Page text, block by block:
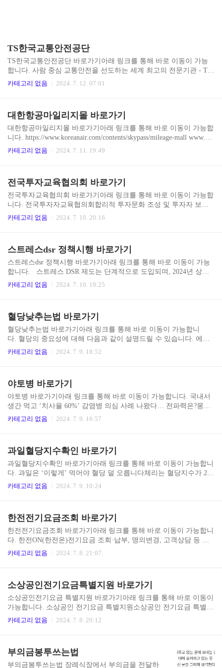
TS한국교통안전공단
TS한국교통안전공단 바로가기아래 링크를 통해 바로 이동이 가능
합니다. 사람 중심 교통안전을 선도하는 세계 최고의 전문기관 - TS
한국교통안전공단사람 중심 교통안전을 선도하는 세계 최고의 전문
는 방법도 존재합니다. 첫째, 사전 점검을 통해 기본적인 문제를 해
결하는 것입니다. 둘째, 인터넷 할인 쿠폰을 이용하면 검사비용을 절
약할 수 있습니다. 셋째, 자동차 보험사와 연계된 검사소를 이용하면
할인을 받을 수 있습니다. 이를 통해 불필요한 비용을 줄이고, 합리
적인 비용으로 검사를 받을 수 있습니다.
카테고리 없음 2024. 7. 12. 07:01
대한항공마일리지몰 바로가기
대한항공마일리지몰 바로가기아래 링크를 통해 바로 이동이 가능합
니다. https://www.koreanair.com/contents/skypass/mileage-mall www.kor
eanair.com 대한항공 안드로이드앱 대한항공 앱스토어 대한항공
니다.
카테고리 없음 2024. 7. 11. 19:49
전국투자교육협의회 바로가기
전국투자교육협의회 바로가기아래 링크를 통해 바로 이동이 가능합
니다. 전국투자자교육협의회합리적 투자문화 조성 및 투자자 보호
를 목적으로 한국금융투자협회 등 7개 기관이 공동으로 설립한 투자
카테고리 없음 2024. 7. 10. 20:16
스트레스dsr 정책시행 바로가기
스트레스dsr 정책시행 바로가기아래 링크를 통해 바로 이동이 가능
합니다. 스트레스 DSR 제도는 단계적으로 도입되며, 2024년 상반
기에는 스트레스 금리의 25%, 하반기에는 50%가 적용되고, 2025년
대: 2단계부터 은행권 신용대출(1억원 초과)과 제2금융권 주택담보
대출로 확대. 스트레스 DSR 제도는 대출자의 현재와 미래 상환 능력
을 모두 고려하는 접근 방식으로, 금융 시장의 안정성을 높이고 대출
자의 재정적 안정성을 평가하는 데 도움을 줄 것으로 기대됩니다.
카테고리 없음 2024. 7. 10. 19:25
혈당낮추는법 바로가기
혈당낮추는법 바로가기아래 링크를 통해 바로 이동이 가능합니
다. 혈당의 중요성에 대해 다음과 같이 설명드릴 수 있습니다. 에너
지원: 혈당(포도당)은 우리 몸의 주요 에너지원입니다. 뇌와 신경계
의 위험을 증가시킵니다. 인슐린 기능: 혈당 조절은 인슐린의 적절한
기능과 밀접한 관련이 있습니다. 체중 관리: 안정적인 혈당 수준은
체중 관리에 도움이 됩니다. 기분과 인지 기능: 혈당 수준은 기분 변
화와 인지 기능에 영향을 미칩니다. 면역 체계: 적절한 혈당 수준은
면역 체계 기능을 지원합니다. 합병증 예방: 혈당 관..
카테고리 없음 2024. 7. 9. 18:52
야토병 바로가기
야토병 바로가기아래 링크를 통해 바로 이동이 가능합니다. 국내서
생간 먹고 ‘치사율 60%’ 감염병 의심 사례 나왔다… 전파력은?몽골
서 설치류 생간 먹은 남녀, 흑사병으로 사망m.health.chosun.com 높
모기 물림, 오염된 먼지 흡입 등 다양한 경로로 감염될 수 있어 예방
이 쉽지 않습니다. 심각한 증상: 적절한 치료를 받지 않으면 고열, 폐
렴, 림프절 종대, 패혈증 등 심각한 증상으로 진행될 수 있습니다. 진
단의 어려움: 초기 증상이 다른 감염성 질환과 유사해 정확한 진단이
지연될 수 있습니다..
카테고리 없음 2024. 7. 9. 16:57
과일혈당지수확인 바로가기
과일혈당지수확인 바로가기아래 링크를 통해 바로 이동이 가능합니
다. 과일은 ‘이렇게’ 먹어야 혈당 덜 오릅니다체리는 혈당지수가 22
로 낮아 당뇨병 환자가 먹기 좋은 과일이다./사진=클립아트코리아
준한 혈당 모니터링을 병행하는 것이 효과적인 당뇨 관리의 핵심입
니다. 건강한 생활 습관과 함께 적절한 과일 섭취로 당뇨를 관리하고
삶의 질을 높이세요.
카테고리 없음 2024. 7. 9. 10:24
한전전기요금조회 바로가기
한전전기요금조회 바로가기아래 링크를 통해 바로 이동이 가능합니
다. 한전ON(한전온)전기요금 조회·납부, 명의변경, 고객상담 등 전
기사용 관련 고객서비스를 제공하는 한전의 대표 플랫폼online.kepc
적으로 절약할 수 있습니다. 한전 전기요금 조회를 통해 자신의 전기
사용 패턴을 파악하고, 지속적인 관리를 통해 스마트한 에너지 절약
을 실천해보세요.
카테고리 없음 2024. 7. 8. 21:07
소상공인전기요금특별지원 바로가기
소상공인전기요금 특별지원 바로가기아래 링크를 통해 바로 이동이
가능합니다. 소상공인 전기요금 특별지원소상공인 전기요금 특별지
원 소개, 신청하기, 신청결과 확인 등xn--ob0bkuxdz53d0ve18ay3t1nat
를 기대합니다. 동시에 소상공인들의 자생력 강화와 지속가능한 성
장을 위한 다양한 정책적 노력이 함께 이루어져야 할 것입니다. 소상
카테고리 없음 2024. 7. 8. 20:12
부의금봉투쓰는법
부의금봉투쓰는법 장례식장에서 부의금을 전달하